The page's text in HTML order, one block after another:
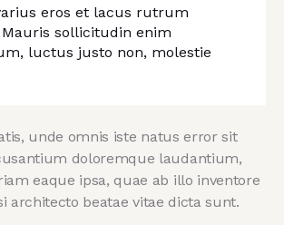
eros et lacus rutrum
sollicitudin enim
luctus justo non, molestie
unde omnis iste natus error sit
doloremque laudantium,
eaque ipsa, quae ab illo inventore
architecto beatae vitae dicta sunt.